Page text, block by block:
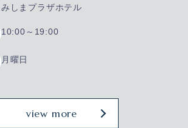
みしまプラザホテル
10:00～19:00
月曜日
view more